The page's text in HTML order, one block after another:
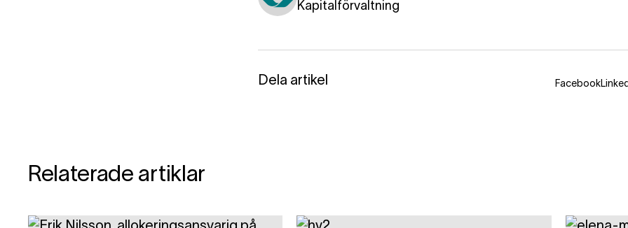
Kapitalförvaltning
Dela artikel Facebook
Relaterade artiklar